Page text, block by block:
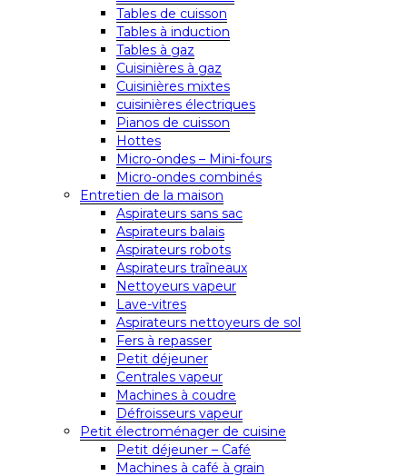
Tables de cuisson
Tables à induction
Tables à gaz
Cuisinières à gaz
Cuisinières mixtes
cuisinières électriques
Pianos de cuisson
Hottes
Micro-ondes – Mini-fours
Micro-ondes combinés
Entretien de la maison
Aspirateurs sans sac
Aspirateurs balais
Aspirateurs robots
Aspirateurs traîneaux
Nettoyeurs vapeur
Lave-vitres
Aspirateurs nettoyeurs de sol
Fers à repasser
Petit déjeuner
Centrales vapeur
Machines à coudre
Défroisseurs vapeur
Petit électroménager de cuisine
Petit déjeuner – Café
Machines à café à grain